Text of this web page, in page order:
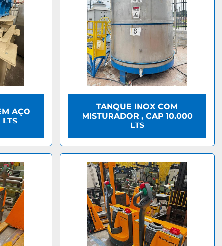
AÇO
TANQUE INOX COM
MISTURADOR , CAP 10.000
LTS